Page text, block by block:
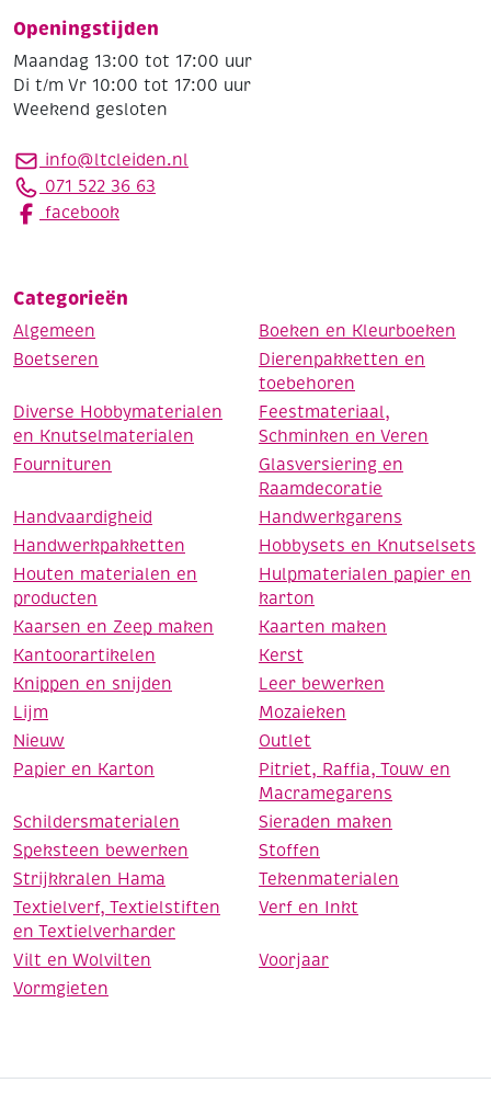
Openingstijden
Maandag 13:00 tot 17:00 uur
Di t/m Vr 10:00 tot 17:00 uur
Weekend gesloten
info@ltcleiden.nl
071 522 36 63
facebook
Categorieën
Algemeen
Boeken en Kleurboeken
Boetseren
Dierenpakketten en
toebehoren
Diverse Hobbymaterialen
en Knutselmaterialen
Feestmateriaal,
Schminken en Veren
Fournituren
Glasversiering en
Raamdecoratie
Handvaardigheid
Handwerkgarens
Handwerkpakketten
Hobbysets en Knutselsets
Houten materialen en
producten
Hulpmaterialen papier en
karton
Kaarsen en Zeep maken
Kaarten maken
Kantoorartikelen
Kerst
Knippen en snijden
Leer bewerken
Lijm
Mozaieken
Nieuw
Outlet
Papier en Karton
Pitriet, Raffia, Touw en
Macramegarens
Schildersmaterialen
Sieraden maken
Speksteen bewerken
Stoffen
Strijkkralen Hama
Tekenmaterialen
Textielverf, Textielstiften
en Textielverharder
Verf en Inkt
Vilt en Wolvilten
Voorjaar
Vormgieten